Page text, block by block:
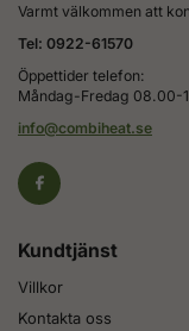
Varmt välkommen att
Tel: 0922-61570
Öppettider telefon:
Måndag-Fredag 08.00-
info@combiheat.se
Kundtjänst
Villkor
Kontakta oss